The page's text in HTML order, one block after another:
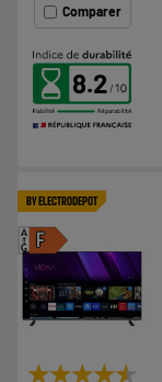
Comparer
8.2
BY ELECTRODEPOT
F
A
G
★★★★★
★★★★★